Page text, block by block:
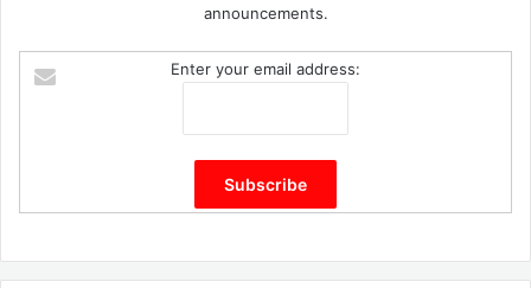
announcements.
Enter your email address: